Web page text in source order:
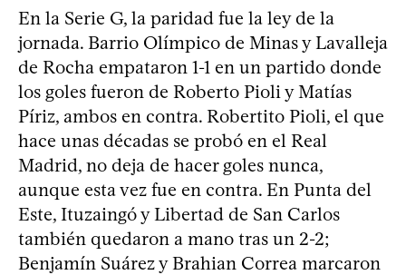
En la Serie G, la paridad fue la ley de la
jornada. Barrio Olímpico de Minas y Lavalleja
de Rocha empataron 1-1 en un partido donde
los goles fueron de Roberto Pioli y Matías
Píriz, ambos en contra. Robertito Pioli, el que
hace unas décadas se probó en el Real
Madrid, no deja de hacer goles nunca,
aunque esta vez fue en contra. En Punta del
Este, Ituzaingó y Libertad de San Carlos
también quedaron a mano tras un 2-2;
Benjamín Suárez y Brahian Correa marcaron